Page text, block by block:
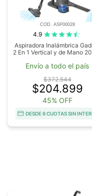
COD. ASP00028
4.9
Aspiradora Inalámbrica
2 En 1 Vertical y de Mano
Envío a todo el país
$372.544
$204.899
45% OFF
DESDE 6 CUOTAS SIN